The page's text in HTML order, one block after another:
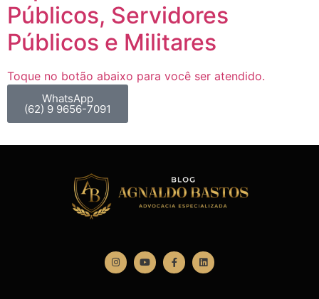
Públicos, Servidores
Públicos e Militares
Toque no botão abaixo para você ser atendido.
WhatsApp
(62) 9 9656-7091